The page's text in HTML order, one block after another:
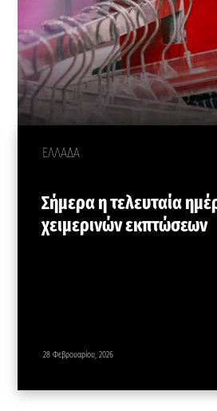
ΕΛΛΑΔΑ
Σήμερα η τελευταία
χειμερινών εκπτώσεων
28 Φεβρουαρίου, 2026